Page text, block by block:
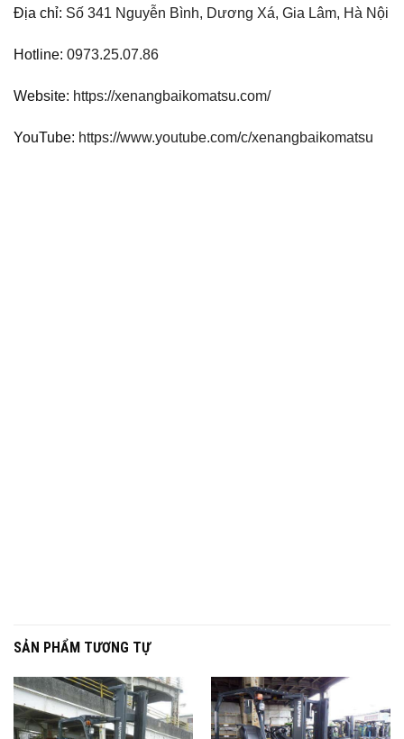
Địa chỉ: Số 341 Nguyễn Bình, Dương Xá, Gia Lâm, Hà Nội
Hotline: 0973.25.07.86
Website: https://xenangbaikomatsu.com/
YouTube: https://www.youtube.com/c/xenangbaikomatsu
SẢN PHẨM TƯƠNG TỰ